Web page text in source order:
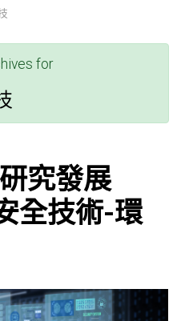
for
究發展
全技術-環